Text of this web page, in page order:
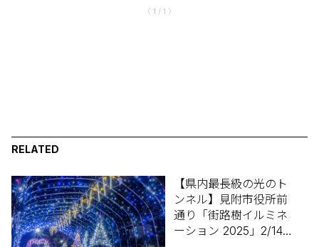
〈 1 / 1 〉
RELATED
【県内最長級の光のト
ンネル】見附市役所前
通り「街路樹イルミネ
ーション 2025」2/14ま